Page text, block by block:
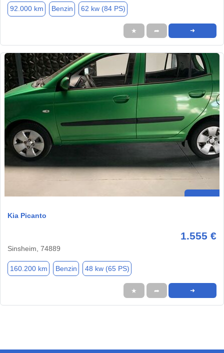
92.000 km Benzin 62 kw (84 PS)
★ ➦ ➜
Kia Picanto
1.555 €
Sinsheim, 74889
160.200 km Benzin 48 kw (65 PS)
★ ➦ ➜